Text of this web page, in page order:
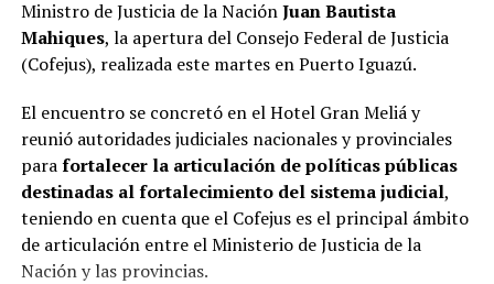
relevancia
nacional e internacional, impulsando el
turismo, dinamizando la actividad comercial y
gastronómica y generando un importante movimiento
económico para toda la comunidad, en el marco de las
actividadesRumbo al Centenario.
Ministro de Justicia de la NaciónJuan Bautista
Mahiques, la apertura del Consejo Federal de Justicia
(Cofejus), realizada este martes en Puerto Iguazú.
El encuentro se concretó en el Hotel Gran Meliá y
reunió autoridades judiciales nacionales y provinciales
parafortalecer la articulación de políticas públicas
destinadas al fortalecimiento del sistema judicial,
teniendo en cuenta que el Cofejus es el principal ámbito
de articulación entre el Ministerio de Justicia de la
Nación y las provincias.